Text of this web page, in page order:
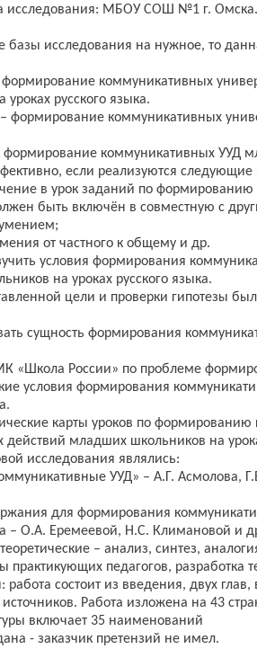
исследования: МБОУ СОШ №1 г. Омска.
базы исследования на нужное, то
коммуникативных
русского языка.
– формирование коммуникативных
формирование коммуникативных УУД
если реализуются следующие
в урок заданий по
быть включён в совместную с
от частного к общему и др.
условия формирования
на уроках русского языка.
цели и проверки гипотезы
сущность формирования
«Школа России» по проблеме
условия формирования
карты уроков по
младших школьников на
исследования являлись:
УУД» – А.Г. Асмолова,
для формирования
– О.А. Еремеевой, Н.С. Климановой и
– анализ, синтез,
практикующих педагогов, разработка
работа состоит из введения, двух
Работа изложена на 43
включает 35 наименований
- заказчик претензий не имел.